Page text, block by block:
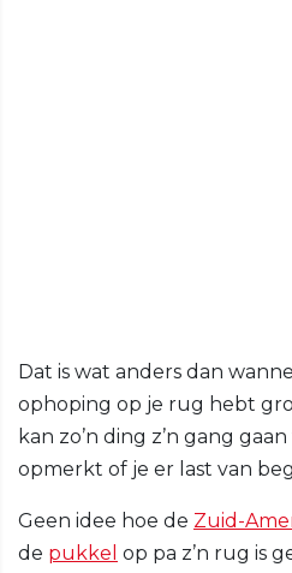
Dat is wat anders dan
ophoping op je rug hebt
kan zo’n ding z’n gang
opmerkt of je er last van
Geen idee hoe de Zuid-
de pukkel op pa z’n rug is